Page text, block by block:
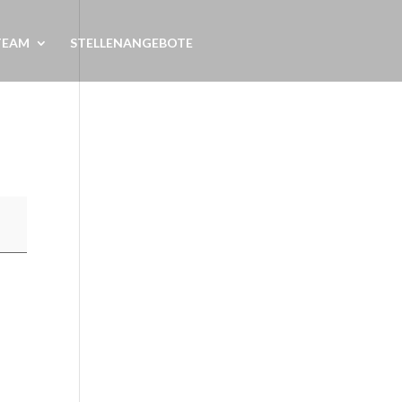
STELLENANGEBOTE